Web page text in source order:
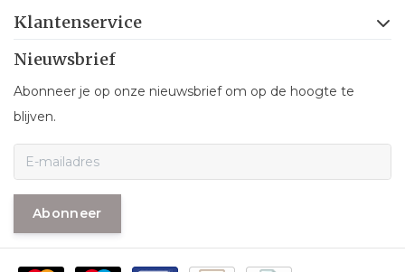
Klantenservice
Nieuwsbrief
Abonneer je op onze nieuwsbrief om op de hoogte te
blijven.
Abonneer